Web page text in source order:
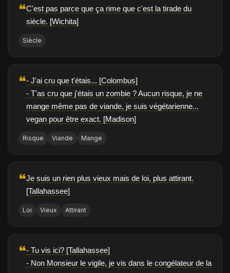
❝C'est pas parce que ça rime que c'est la tirade du
siècle. [Wichita]
Siècle
❝- J'ai cru que t'étais... [Colombus]
- T'as cru que j'étais un zombie ? Aucun risque, je ne
mange même pas de viande, je suis végétarienne...
vegan pour être exact. [Madison]
Risque Viande Mange
❝Je suis un rien plus vieux mais de loi, plus attirant.
[Tallahassee]
Loi Vieux Attirant
❝- Tu vis ici? [Tallahassee]
- Non Monsieur le vigile, je vis dans le congélateur de la